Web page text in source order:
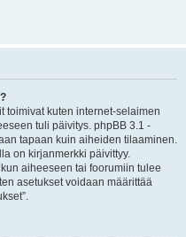
toimivat kuten internet-selaimen
tuli päivitys. phpBB 3.1 -
tapaan kuin aiheiden tilaaminen.
on kirjanmerkki päivittyy.
aiheeseen tai foorumiin tulee
asetukset voidaan määrittää